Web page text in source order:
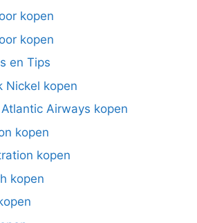
kopen
kopen
en Tips
Nickel kopen
Airways kopen
kopen
kopen
kopen